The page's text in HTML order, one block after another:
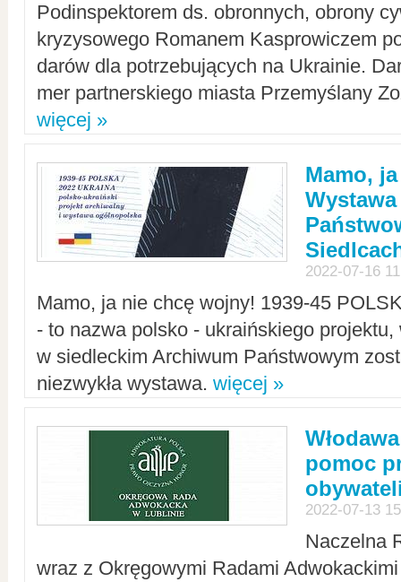
Podinspektorem ds. obronnych, obrony
kryzysowego Romanem Kasprowiczem
darów dla potrzebujących na Ukrainie.
mer partnerskiego miasta Przemyślany
więcej »
Mamo,
2022-07-16
Mamo, ja nie chcę wojny! 1939-45
- to nazwa polsko - ukraińskiego
w siedleckim Archiwum Państwowym
niezwykła wystawa. więcej »
pomoc
2022-07-13
Naczelna
wraz z Okręgowymi Radami Adwokackimi